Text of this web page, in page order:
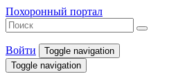
Похоронный портал
Войти
Toggle navigation
Toggle navigation